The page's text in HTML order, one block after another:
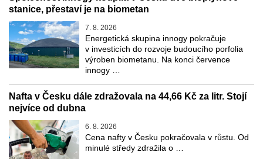
stanice, přestaví je na biometan
7. 8. 2026
Energetická skupina innogy pokračuje
v investicích do rozvoje budoucího porfolia
výroben biometanu. Na konci července
innogy …
Nafta v Česku dále zdražovala na 44,66 Kč za litr. Stojí
nejvíce od dubna
6. 8. 2026
Cena nafty v Česku pokračovala v růstu. Od
minulé středy zdražila o …